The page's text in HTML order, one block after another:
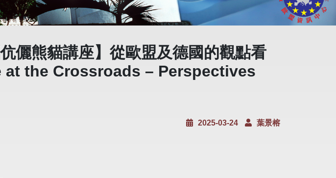
儷熊貓講座】從歐盟及德國的觀點看
at the Crossroads – Perspectives
2025-03-24 葉景榕